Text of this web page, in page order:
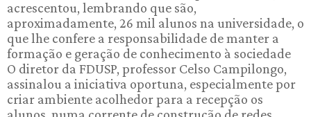
acrescentou, lembrando que são,
aproximadamente, 26 mil alunos na universidade, o
que lhe confere a responsabilidade de manter a
formação e geração de conhecimento à sociedade
O diretor da FDUSP, professor Celso Campilongo,
assinalou a iniciativa oportuna, especialmente por
criar ambiente acolhedor para a recepção os